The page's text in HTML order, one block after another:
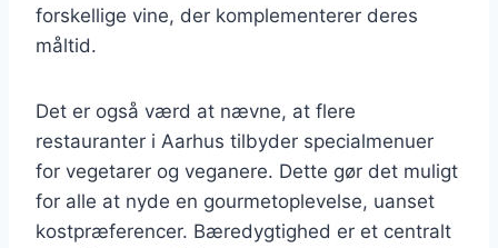
forskellige vine, der komplementerer deres
måltid.
Det er også værd at nævne, at flere
restauranter i Aarhus tilbyder specialmenuer
for vegetarer og veganere. Dette gør det muligt
for alle at nyde en gourmetoplevelse, uanset
kostpræferencer. Bæredygtighed er et centralt